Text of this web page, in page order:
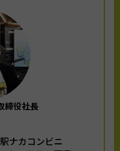
締役社長
ナカコンビニ